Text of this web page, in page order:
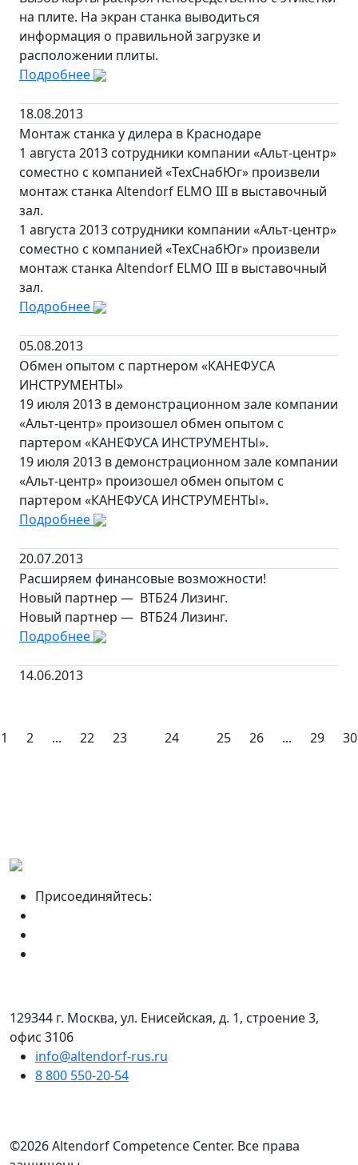
на плите. На экран станка выводиться
информация о правильной загрузке и
расположении плиты.
Подробнее
18.08.2013
Монтаж станка у дилера в Краснодаре
1 августа 2013 сотрудники компании «Альт-центр»
соместно с компанией «ТехСнабЮг» произвели
монтаж станка Altendorf ELMO III в выставочный
зал.
1 августа 2013 сотрудники компании «Альт-центр»
соместно с компанией «ТехСнабЮг» произвели
монтаж станка Altendorf ELMO III в выставочный
зал.
Подробнее
05.08.2013
Обмен опытом с партнером «КАНЕФУСА
ИНСТРУМЕНТЫ»
19 июля 2013 в демонстрационном зале компании
«Альт-центр» произошел обмен опытом с
партером «КАНЕФУСА ИНСТРУМЕНТЫ».
19 июля 2013 в демонстрационном зале компании
«Альт-центр» произошел обмен опытом с
партером «КАНЕФУСА ИНСТРУМЕНТЫ».
Подробнее
20.07.2013
Расширяем финансовые возможности!
Новый партнер — ВТБ24 Лизинг.
Новый партнер — ВТБ24 Лизинг.
Подробнее
14.06.2013
1 2 ... 22 23 24 25 26 ... 29 30
Присоединяйтесь:
129344 г. Москва, ул. Енисейская, д. 1, строение 3,
офис 3106
info@altendorf-rus.ru
8 800 550-20-54
©2026 Altendorf Сompetence Сenter. Все права